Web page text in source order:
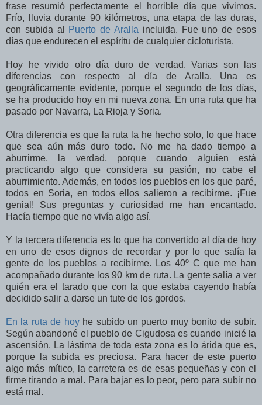
frase resumió perfectamente el horrible día que vivimos.
Frío, lluvia durante 90 kilómetros, una etapa de las duras,
con subida al Puerto de Aralla incluida. Fue uno de esos
días que endurecen el espíritu de cualquier cicloturista.
Hoy he vivido otro día duro de verdad. Varias son las
diferencias con respecto al día de Aralla. Una es
geográficamente evidente, porque el segundo de los días,
se ha producido hoy en mi nueva zona. En una ruta que ha
pasado por Navarra, La Rioja y Soria.
Otra diferencia es que la ruta la he hecho solo, lo que hace
que sea aún más duro todo. No me ha dado tiempo a
aburrirme, la verdad, porque cuando alguien está
practicando algo que considera su pasión, no cabe el
aburrimiento. Además, en todos los pueblos en los que paré,
todos en Soria, en todos ellos salieron a recibirme. ¡Fue
genial! Sus preguntas y curiosidad me han encantado.
Hacía tiempo que no vivía algo así.
Y la tercera diferencia es lo que ha convertido al día de hoy
en uno de esos dignos de recordar y por lo que salía la
gente de los pueblos a recibirme. Los 40º C que me han
acompañado durante los 90 km de ruta. La gente salía a ver
quién era el tarado que con la que estaba cayendo había
decidido salir a darse un tute de los gordos.
En la ruta de hoyhe subido un puerto muy bonito de subir.
Según abandoné el pueblo de Cigudosa es cuando inicié la
ascensión. La lástima de toda esta zona es lo árida que es,
porque la subida es preciosa. Para hacer de este puerto
algo más mítico, la carretera es de esas pequeñas y con el
firme tirando a mal. Para bajar es lo peor, pero para subir no
está mal.